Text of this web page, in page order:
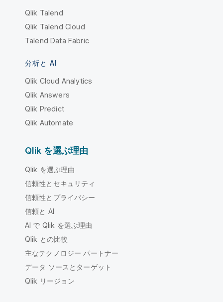
Qlik Talend
Qlik Talend Cloud
Talend Data Fabric
分析と AI
Qlik Cloud Analytics
Qlik Answers
Qlik Predict
Qlik Automate
Qlik を選ぶ理由
Qlik を選ぶ理由
信頼性とセキュリティ
信頼性とプライバシー
信頼と AI
AI で Qlik を選ぶ理由
Qlik との比較
主なテクノロジー パートナー
データ ソースとターゲット
Qlik リージョン